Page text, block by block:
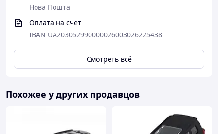
Нова Пошта
Оплата на счет
IBAN UA203052990000026003026225438
Смотреть всё
Похожее у других продавцов